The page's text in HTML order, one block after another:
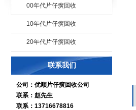
00年代片仔癀回收
10年代片仔癀回收
20年代片仔癀回收
联系我们
公司：优顺片仔癀回收公司
联系：赵先生
联系：13716678816